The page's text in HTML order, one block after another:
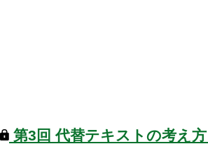
第3回 代替テキストの考え方